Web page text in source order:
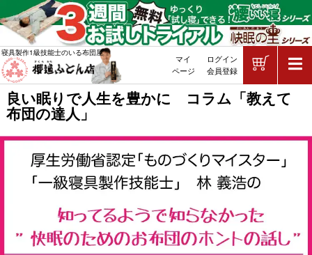
良い眠りで人生を豊かに コラム「教えて
布団の達人」
敷布団・掛け布団・羽毛布団・マ
寝具製作1級技能士のいる布団屋
マイ
ページ
ログイン
会員登録